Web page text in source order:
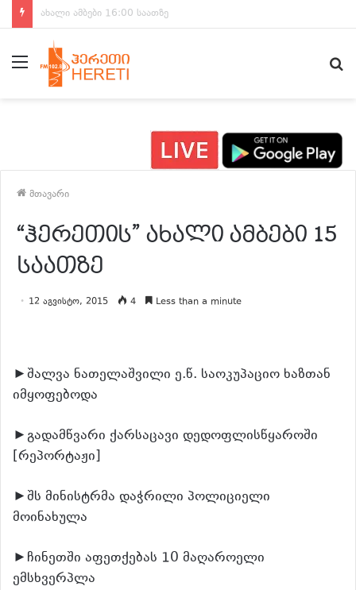
ახალი ამბები 15:00 საათზე
მენიუ
მთავარი
“ჰერეთის” ახალი ამბები 15
საათზე
12 აგვისტო, 2015 4 Less than a minute
►შალვა ნათელაშვილი ე.წ. საოკუპაციო ხაზთან
იმყოფებოდა
►გადამწვარი ქარსაცავი დედოფლისწყაროში
[რეპორტაჟი]
►შს მინისტრმა დაჭრილი პოლიციელი
მოინახულა
►ჩინეთში აფეთქებას 10 მაღაროელი
ემსხვერპლა